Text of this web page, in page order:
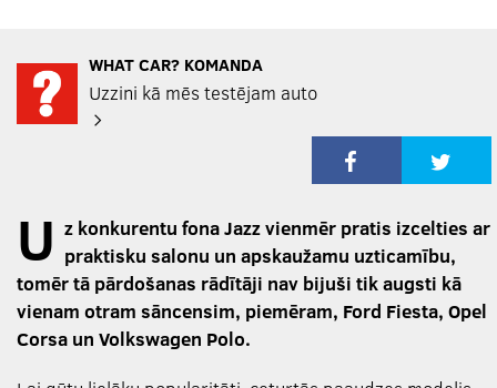
WHAT CAR? KOMANDA
Uzzini kā mēs testējam auto
U z konkurentu fona Jazz vienmēr pratis izcelties ar
praktisku salonu un apskaužamu uzticamību,
tomēr tā pārdošanas rādītāji nav bijuši tik augsti kā
vienam otram sāncensim, piemēram, Ford Fiesta, Opel
Corsa un Volkswagen Polo.